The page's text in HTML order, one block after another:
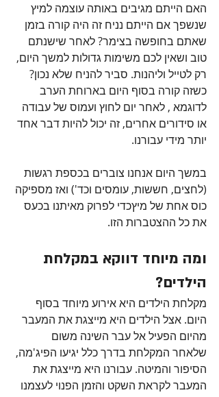
האם הייתם מגיבים באותה עוצמה למיץ
שנשפך אם הייתם נניח זה היה קורה בזמן
שאתם בחופשה בצימר? לאחר שישנתם
טוב ושאין לכם משימות גדולות למשך היום,
רק לטייל וליהנות. סביר להניח שלא נכון?
כשזה קורה בסוף היום בארוחת הערב
לדוגמא , לאחר יום לחוץ ועמוס של עבודה
או סידורים אחרים, זה יכול להיות דבר אחד
יותר מידי עבורנו.
במשך היום אנחנו צוברים בכספת רגשות
(לחצים, חששות, עומסים וכד') ואז מספיקה
כוס אחת של מיץכדי לפרוק מאיתנו בכעס
את כל ההצטברות הזו.
ומה מיוחד דווקא במקלחת
הילדים?
מקלחת הילדים היא אירוע מיוחד בסוף
היום. אצל הילדים היא מייצגת את המעבר
מהיום הפעיל אל עבר השינה משום
שלאחר המקלחת בדרך כלל יגיעו הפיג'מה,
הסיפור והמיטה. עבורנו היא מייצגת את
המעבר לקראת השקט והזמן הפנוי לעצמנו